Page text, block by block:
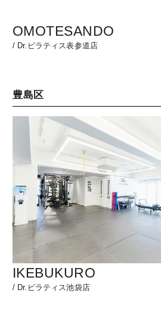
OMOTESANDO
/ Dr.ピラティス表参道店
豊島区
IKEBUKURO
/ Dr.ピラティス池袋店